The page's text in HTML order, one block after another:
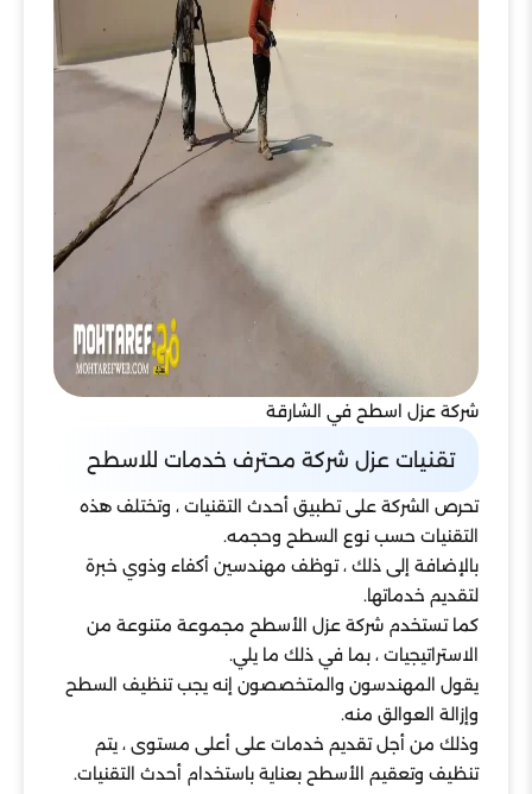
شركة عزل اسطح في الشارقة
تقنيات عزل شركة محترف خدمات للاسطح
تحرص الشركة على تطبيق أحدث التقنيات ، وتختلف هذه
التقنيات حسب نوع السطح وحجمه.
بالإضافة إلى ذلك ، توظف مهندسين أكفاء وذوي خبرة
لتقديم خدماتها.
كما تستخدم شركة عزل الأسطح مجموعة متنوعة من
الاستراتيجيات ، بما في ذلك ما يلي.
يقول المهندسون والمتخصصون إنه يجب تنظيف السطح
وإزالة العوالق منه.
وذلك من أجل تقديم خدمات على أعلى مستوى ، يتم
تنظيف وتعقيم الأسطح بعناية باستخدام أحدث التقنيات.